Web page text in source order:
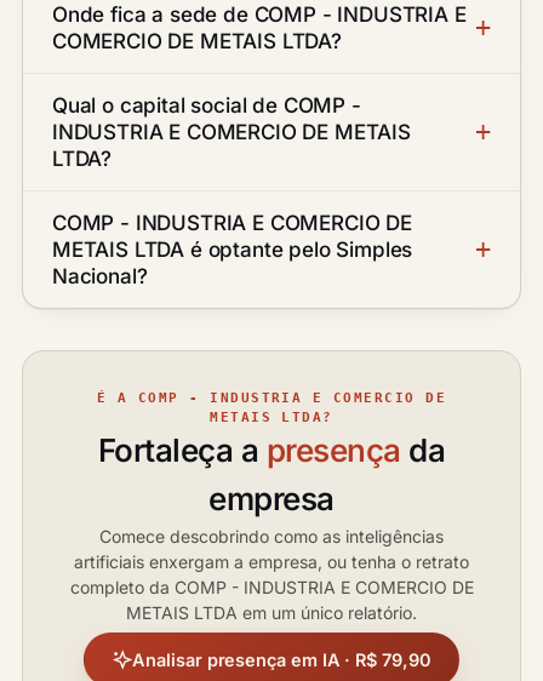
Onde fica a sede de COMP - INDUSTRIA E
COMERCIO DE METAIS LTDA?
Qual o capital social de COMP -
INDUSTRIA E COMERCIO DE METAIS
LTDA?
COMP - INDUSTRIA E COMERCIO DE
METAIS LTDA é optante pelo Simples
Nacional?
É A COMP - INDUSTRIA E COMERCIO DE
METAIS LTDA?
Fortaleça a presença da
empresa
Comece descobrindo como as inteligências
artificiais enxergam a empresa, ou tenha o retrato
completo da COMP - INDUSTRIA E COMERCIO DE
METAIS LTDA em um único relatório.
Analisar presença em IA · R$ 79,90